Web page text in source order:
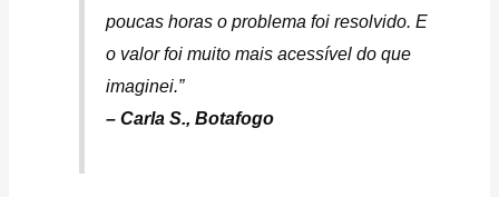
poucas horas o problema foi resolvido. E
o valor foi muito mais acessível do que
imaginei.”
– Carla S., Botafogo